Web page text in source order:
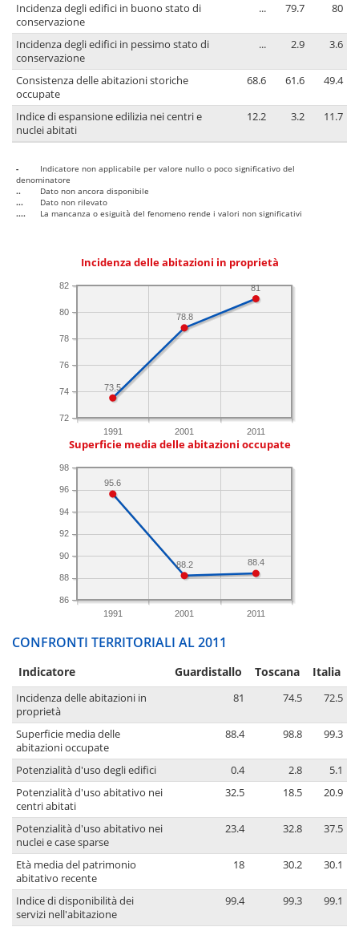
Incidenza degli edifici in buono stato di
conservazione
... 79.7 80
Incidenza degli edifici in pessimo stato di
conservazione
... 2.9 3.6
Consistenza delle abitazioni storiche
occupate
68.6 61.6 49.4
Indice di espansione edilizia nei centri e
nuclei abitati
12.2 3.2 11.7
-
Indicatore non applicabile per valore nullo o poco significativo del
denominatore
..
Dato non ancora disponibile
...
Dato non rilevato
....
La mancanza o esiguità del fenomeno rende i valori non significativi
Incidenza delle abitazioni in proprietà
1991 2001 2011
72
74
76
78
80
82 81
78.8
73.5
Superficie media delle abitazioni occupate
1991 2001 2011
86
88
90
92
94
96
98
88.4
88.2
95.6
CONFRONTI TERRITORIALI AL 2011
Indicatore Guardistallo Toscana Italia
Incidenza delle abitazioni in
proprietà
81 74.5 72.5
Superficie media delle
abitazioni occupate
88.4 98.8 99.3
Potenzialità d'uso degli edifici 0.4 2.8
5.1
Potenzialità d'uso abitativo nei
centri abitati
32.5 18.5 20.9
Potenzialità d'uso abitativo nei
nuclei e case sparse
23.4 32.8 37.5
Età media del patrimonio
abitativo recente
18 30.2 30.1
Indice di disponibilità dei
servizi nell'abitazione
99.4 99.3 99.1